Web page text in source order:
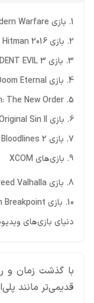
1. بازی Call of Duty: Modern Warfare
2. بازی Hitman 2016
3. بازی RESIDENT EVIL 3
4. بازی Doom Eternal
5. Wolfenstein: The New Order
6. بازی Divinity: Original Sin II
7. بازی Vampire: The Masquerade – Bloodlines 2
9. بازی‌های XCOM
8. بازی Assassin’s Creed Valhalla
10. بازی Tom Clancy’s Ghost Recon Breakpoint
دنیای بازی‌های
با گذشت زمان و
قدیمی‌تر مانند پلی‌استیشن 3 و ایکس باکس 360 عرضه شده بود، و یا